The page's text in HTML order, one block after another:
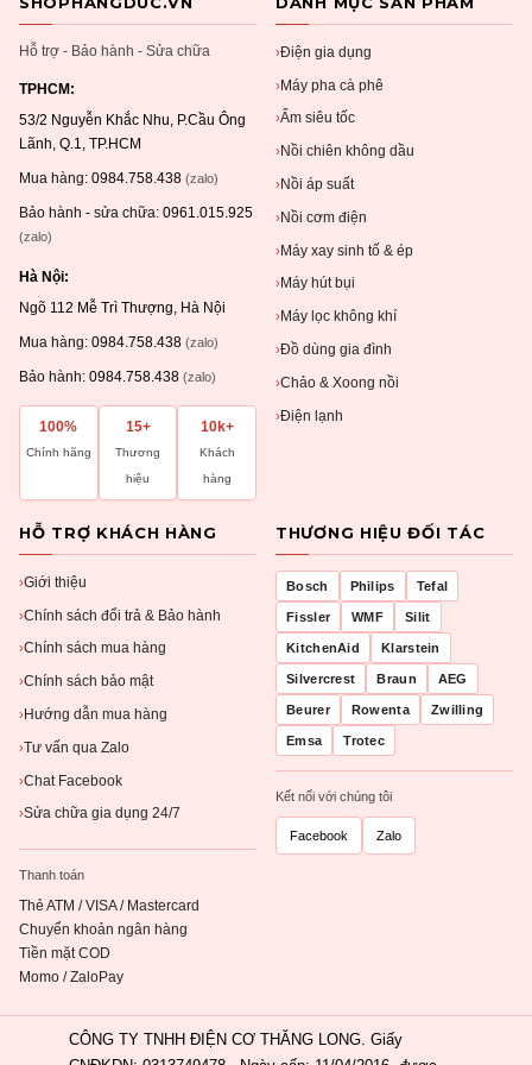
Hỗ trợ - Bảo hành - Sửa chữa
TPHCM:
53/2 Nguyễn Khắc Nhu, P.Cầu Ông
Lãnh, Q.1, TP.HCM
Mua hàng: 0984.758.438 (zalo)
Bảo hành - sửa chữa: 0961.015.925
(zalo)
Hà Nội:
Ngõ 112 Mễ Trì Thượng, Hà Nội
Mua hàng: 0984.758.438 (zalo)
Bảo hành: 0984.758.438 (zalo)
100%
Chính hãng
15+
Thương
hiệu
10k+
Khách
hàng
›Điện gia dụng
›Máy pha cà phê
›Ấm siêu tốc
› Nồi chiên không dầu
› Nồi áp suất
›Nồi cơm điện
›Máy xay sinh tố & ép
› Máy hút bụi
› Máy lọc không khí
›Đồ dùng gia đình
›Chảo & Xoong nồi
›Điện lạnh
HỖ TRỢ KHÁCH HÀNG
›Giới thiệu
›Chính sách đổi trả & Bảo hành
›Chính sách mua hàng
›Chính sách bảo mật
› Hướng dẫn mua hàng
›Tư vấn qua Zalo
›Chat Facebook
›Sửa chữa gia dụng 24/7
Thanh toán
Thẻ ATM / VISA / Mastercard
Chuyển khoản ngân hàng
Tiền mặt COD
Momo / ZaloPay
THƯƠNG HIỆU ĐỐI TÁC
Bosch Philips Tefal
Fissler WMF Silit
KitchenAid Klarstein
Silvercrest Braun AEG
Beurer Rowenta Zwilling
Emsa Trotec
Kết nối với chúng tôi
Facebook Zalo
CÔNG TY TNHH ĐIỆN CƠ THĂNG LONG. Giấy